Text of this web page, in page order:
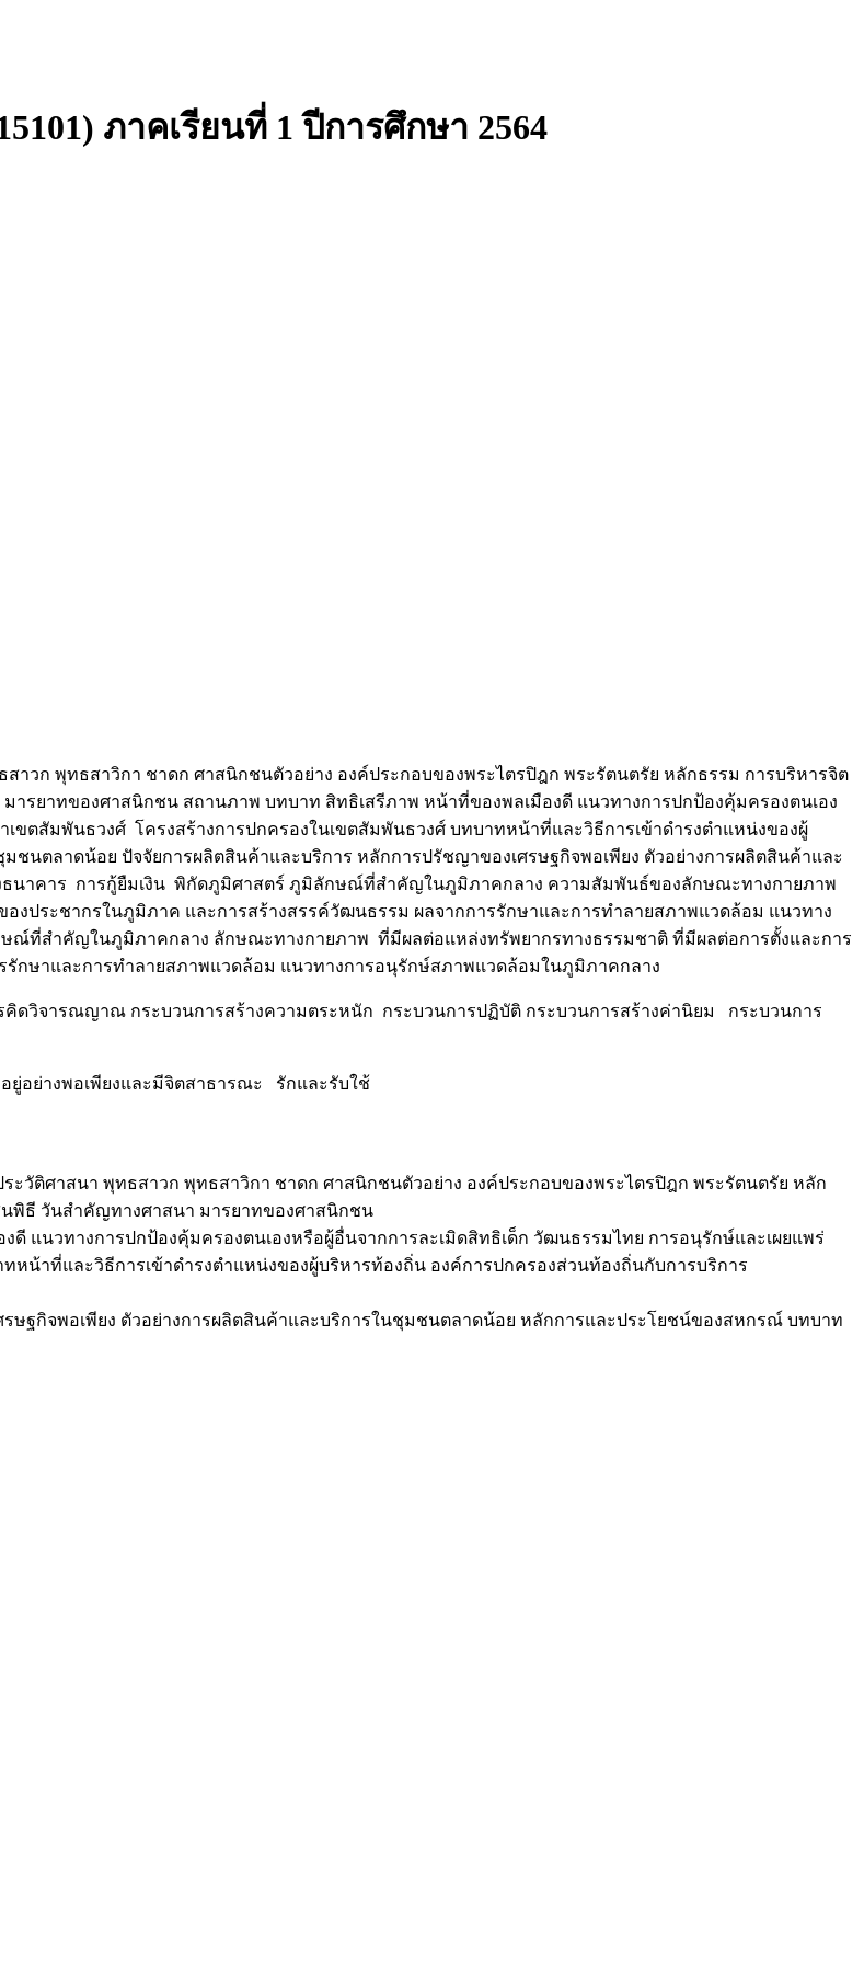
ภาคเรียนที่ 1 ปีการศึกษา 2564
ก พุทธสาวิกา ชาดก ศาสนิกชนตัวอย่าง องค์ประกอบของพระไตรปิฎก พระรัตนตรัย หลักธรรม การบริหารจิต
ยาทของศาสนิกชน สถานภาพ บทบาท สิทธิเสรีภาพ หน้าที่ของพลเมืองดี แนวทางการปกป้องคุ้มครองตนเอง
ตสัมพันธวงศ์ โครงสร้างการปกครองในเขตสัมพันธวงศ์ บทบาทหน้าที่และวิธีการเข้าดำรงตำแหน่งของผู้
นตลาดน้อย ปัจจัยการผลิตสินค้าและบริการ หลักการปรัชญาของเศรษฐกิจพอเพียง ตัวอย่างการผลิตสินค้าและ
นาคาร การกู้ยืมเงิน พิกัดภูมิศาสตร์ ภูมิลักษณ์ที่สำคัญในภูมิภาคกลาง ความสัมพันธ์ของลักษณะทางกายภาพ
ประชากรในภูมิภาค และการสร้างสรรค์วัฒนธรรม ผลจากการรักษาและการทำลายสภาพแวดล้อม แนวทาง
ที่สำคัญในภูมิภาคกลาง ลักษณะทางกายภาพ ที่มีผลต่อแหล่งทรัพยากรทางธรรมชาติ ที่มีผลต่อการตั้งและการ
กษาและการทำลายสภาพแวดล้อม แนวทางการอนุรักษ์สภาพแวดล้อมในภูมิภาคกลาง
คิดวิจารณญาณ กระบวนการสร้างความตระหนัก กระบวนการปฏิบัติ กระบวนการสร้างค่านิยม กระบวนการ
อย่างพอเพียงและมีจิตสาธารณะ รักและรับใช้
ติศาสนา พุทธสาวก พุทธสาวิกา ชาดก ศาสนิกชนตัวอย่าง องค์ประกอบของพระไตรปิฎก พระรัตนตรัย หลัก
พิธี วันสำคัญทางศาสนา มารยาทของศาสนิกชน
แนวทางการปกป้องคุ้มครองตนเองหรือผู้อื่นจากการละเมิดสิทธิเด็ก วัฒนธรรมไทย การอนุรักษ์และเผยแพร่
น้าที่และวิธีการเข้าดำรงตำแหน่งของผู้บริหารท้องถิ่น องค์การปกครองส่วนท้องถิ่นกับการบริการ
ษฐกิจพอเพียง ตัวอย่างการผลิตสินค้าและบริการในชุมชนตลาดน้อย หลักการและประโยชน์ของสหกรณ์ บทบาท